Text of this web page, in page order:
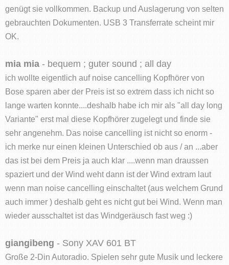
genügt sie vollkommen. Backup und Auslagerung von selten
gebrauchten Dokumenten. USB 3 Transferrate scheint mir
OK.
mia mia - bequem ; guter sound ; all day
ich wollte eigentlich auf noise cancelling Kopfhörer von
Bose sparen aber der Preis ist so extrem dass ich nicht so
lange warten konnte....deshalb habe ich mir als "all day long
Variante" erst mal diese Kopfhörer zugelegt und finde sie
sehr angenehm. Das noise cancelling ist nicht so enorm -
ich merke nur einen kleinen Unterschied ob aus / an ...aber
das ist bei dem Preis ja auch klar ....wenn man draussen
spaziert und der Wind weht dann ist der Wind extram laut
wenn man noise cancelling einschaltet (aus welchem Grund
auch immer ) deshalb geht es nicht gut bei Wind. Wenn man
wieder ausschaltet ist das Windgeräusch fast weg :)
giangibeng - Sony XAV 601 BT
Große 2-Din Autoradio. Spielen sehr gute Musik und leckere